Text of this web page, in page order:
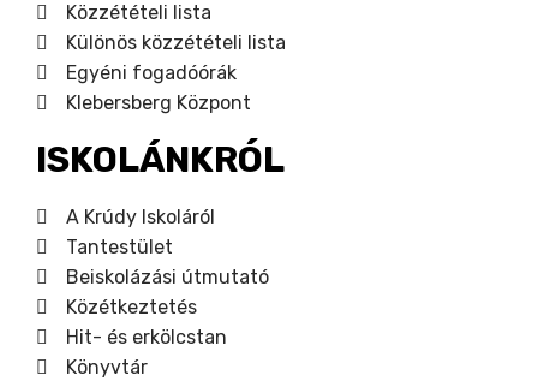
Közzétételi lista
Különös közzétételi lista
Egyéni fogadóórák
Klebersberg Központ
ISKOLÁNKRÓL
A Krúdy Iskoláról
Tantestület
Beiskolázási útmutató
Közétkeztetés
Hit- és erkölcstan
Könyvtár